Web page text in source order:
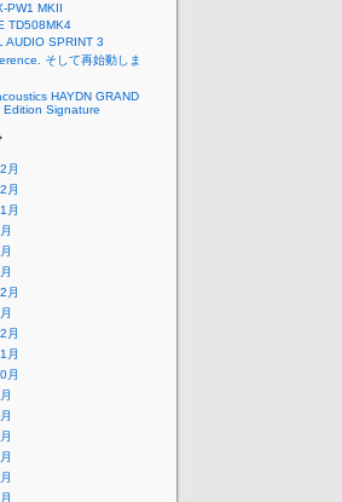
PW1 MKII
TD508MK4
AUDIO SPRINT 3
そして再始動しま
HAYDN GRAND
Edition Signature
月
月
月
月
月
月
月